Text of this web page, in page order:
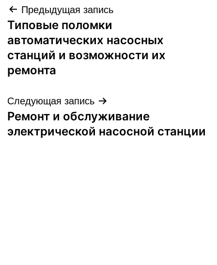
Навигация
по
записям
Предыдущая запись
Типовые поломки
автоматических насосных
станций и возможности их
ремонта
Следующая запись
Ремонт и обслуживание
электрической насосной станции